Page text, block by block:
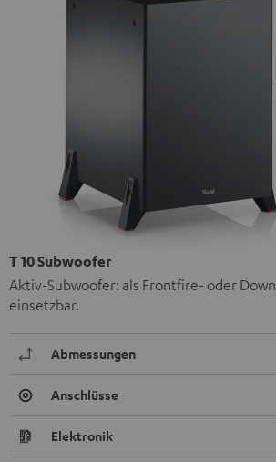
T 10 Subwoofer
Aktiv-Subwoofer: als Frontfire- oder
einsetzbar.
Abmessungen
Anschlüsse
Elektronik